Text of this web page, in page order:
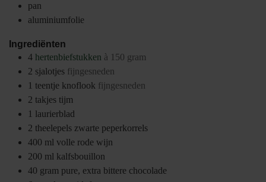
pan
aluminiumfolie
Ingrediënten
4 hertenbiefstukken à 150 gram
2 sjalotjes fijngesneden
1 teentje knoflook fijngesneden
2 takjes tijm
1 laurierblad
2 theelepels zwarte peperkorrels
400 ml volle rode wijn
200 ml kalfsbouillon
40 gram pure, extra bittere chocolade